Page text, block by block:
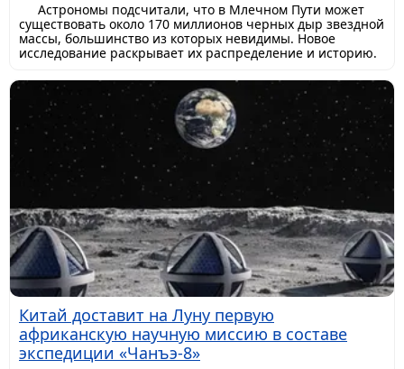
Астрономы подсчитали, что в Млечном Пути может
существовать около 170 миллионов черных дыр звездной
массы, большинство из которых невидимы. Новое
исследование раскрывает их распределение и историю.
Китай доставит на Луну первую
африканскую научную миссию в составе
экспедиции «Чанъэ-8»